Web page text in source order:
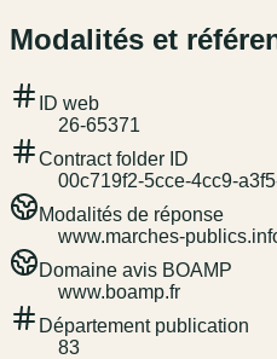
Modalités et
ID web
26-65371
Contract folder ID
00c719f2-5cce-4cc9-
Modalités de réponse
www.marches-
Domaine avis BOAMP
www.boamp.fr
Département publication
83